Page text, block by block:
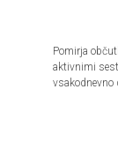
Pomirja
aktivnimi
vsakodnevno